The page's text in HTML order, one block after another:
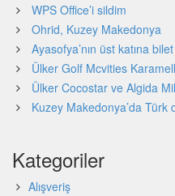
WPS Office’i sildim
Ohrid, Kuzey Makedonya
Ayasofya’nın üst katına
Ülker Golf Mcvities
Ülker Cocostar ve Algida
Kuzey Makedonya’da Türk
Kategoriler
Alışveriş